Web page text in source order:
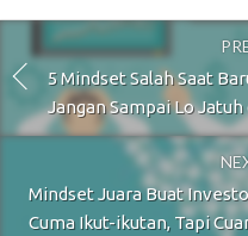
5 Mindset Salah Saat
Jangan Sampai Lo Jatuh
Mindset Juara Buat
Cuma Ikut-ikutan, Tapi